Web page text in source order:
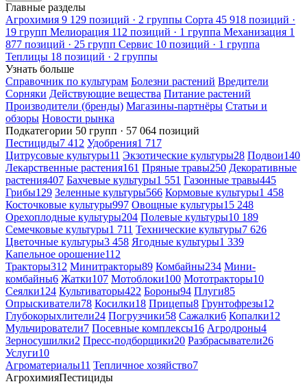
Главные разделы
Агрохимия 9 129 позиций · 2 группы Сорта 45 918 позиций ·
19 групп Мелиорация 112 позиций · 1 группа Механизация 1
877 позиций · 25 групп Сервис 10 позиций · 1 группа
Теплицы 18 позиций · 2 группы
Узнать больше
Справочник по культурам Болезни растений Вредители
Сорняки Действующие вещества Питание растений
Производители (бренды) Магазины-партнёры Статьи и
обзоры Новости рынка
Подкатегории 50 групп · 57 064 позиций
Пестициды7 412 Удобрения1 717
Цитрусовые культуры11 Экзотические культуры28 Подвои140
Лекарственные растения161 Пряные травы250 Декоративные
растения407 Бахчевые культуры1 551 Газонные травы445
Грибы129 Зеленные культуры566 Кормовые культуры1 458
Косточковые культуры997 Овощные культуры15 248
Орехоплодные культуры204 Полевые культуры10 189
Семечковые культуры1 711 Технические культуры7 626
Цветочные культуры3 458 Ягодные культуры1 339
Капельное орошение112
Тракторы312 Минитракторы89 Комбайны234 Мини-
комбайны6 Жатки107 Мотоблоки100 Мототракторы10
Сеялки124 Культиваторы422 Бороны94 Плуги85
Опрыскиватели78 Косилки18 Прицепы8 Грунтофрезы12
Глубокорыхлители24 Погрузчики58 Сажалки6 Копалки12
Мульчирователи7 Посевные комплексы16 Агродроны4
Зерносушилки2 Пресс-подборщики20 Разбрасыватели26
Услуги10
Агроматериалы11 Тепличное хозяйство7
АгрохимияПестициды